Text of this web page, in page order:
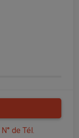
de Tél.